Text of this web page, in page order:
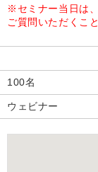
※セミナー当日は
ご質問いただくこ
100名
ウェビナー